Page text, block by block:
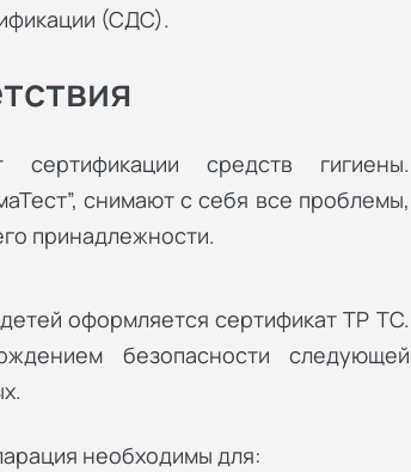
(СДС).
средств гигиены.
снимают с себя все проблемы,
принадлежности.
оформляется сертификат ТР ТС.
безопасности следующей
необходимы для: